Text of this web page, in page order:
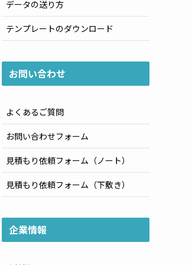
データの送り方
テンプレートのダウンロード
お問い合わせ
よくあるご質問
お問い合わせフォーム
見積もり依頼フォーム（ノート）
見積もり依頼フォーム（下敷き）
企業情報